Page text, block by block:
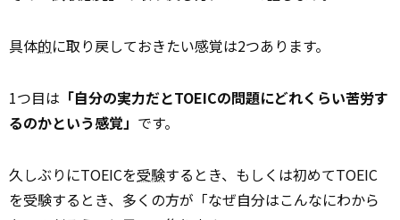
具体的に取り戻しておきたい感覚は2つあります。
1つ目は 「自分の実力だとTOEICの問題にどれくらい苦労す
るのかという感覚」 です。
久しぶりにTOEICを受験するとき、もしくは初めてTOEIC
を受験するとき、多くの方が「なぜ自分はこんなにわから